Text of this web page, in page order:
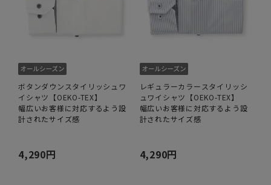
ボタンダウンスタイリッシュワ
イシャツ【OEKO-TEX】
幅広いお客様に対応するよう設
計されたサイズ感
4,290円
レギュラーカラースタイリッシ
ュワイシャツ【OEKO-TEX】
幅広いお客様に対応するよう設
計されたサイズ感
4,290円